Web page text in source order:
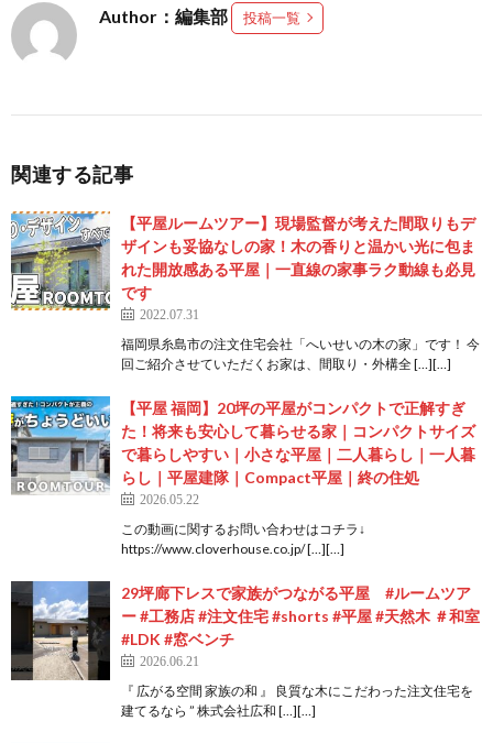
Author：編集部 投稿一覧
関連する記事
【平屋ルームツアー】現場監督が考えた間取りもデ
ザインも妥協なしの家！木の香りと温かい光に包ま
れた開放感ある平屋｜一直線の家事ラク動線も必見
です
2022.07.31
福岡県糸島市の注文住宅会社「へいせいの木の家」です！ 今
回ご紹介させていただくお家は、間取り・外構全 […][…]
【平屋 福岡】20坪の平屋がコンパクトで正解すぎ
た！将来も安心して暮らせる家｜コンパクトサイズ
で暮らしやすい｜小さな平屋｜二人暮らし｜一人暮
らし｜平屋建隊｜Compact平屋｜終の住処
2026.05.22
この動画に関するお問い合わせはコチラ↓
https://www.cloverhouse.co.jp/ […][…]
29坪廊下レスで家族がつながる平屋 #ルームツア
ー #工務店 #注文住宅 #shorts #平屋 #天然木 ＃和室
#LDK #窓ベンチ
2026.06.21
『 広がる空間 家族の和 』 良質な木にこだわった注文住宅を
建てるなら ” 株式会社広和 […][…]